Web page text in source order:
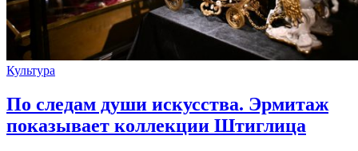
Культура
По следам души искусства. Эрмитаж
показывает коллекции Штиглица